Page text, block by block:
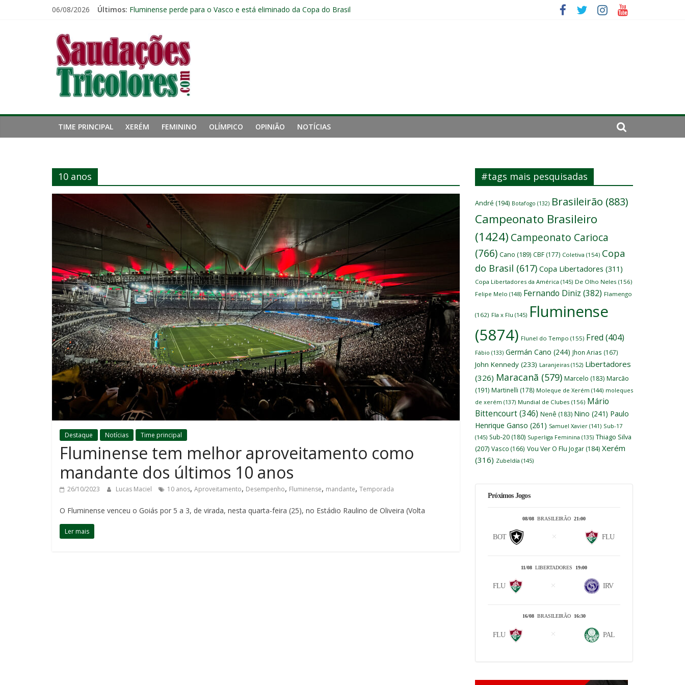
06/08/2026 Últimos: Fluminense perde para o Vasco e está eliminado da Copa do Brasil
John Kennedy sofre torção no joelho e passará por exames no Fluminense
Igor Rabello reconhece primeiro tempo ruim do Fluminense e cobra arbitragem em lance de pancada: “Tem que parar o jogo”
Saudações
Tricolores
TIME PRINCIPAL XERÉM FEMININO OLÍMPICO OPINIÃO NOTÍCIAS
10 anos
Destaque Notícias Time principal
Fluminense tem melhor aproveitamento como
mandante dos últimos 10 anos
26/10/2023 Lucas Maciel 10 anos, Aproveitamento, Desempenho, Fluminense, mandante, Temporada
O Fluminense venceu o Goiás por 5 a 3, de virada, nesta quarta-feira (25), no Estádio Raulino de Oliveira (Volta
Ler mais
#tags mais pesquisadas
André (194) Botafogo (132) Brasileirão (883)
Campeonato Brasileiro
(1424) Campeonato Carioca
(766) Cano (189) CBF (177) Coletiva (154) Copa
do Brasil (617) Copa Libertadores (311)
Copa Libertadores da América (145) De Olho Neles (156)
Felipe Melo (148) Fernando Diniz (382) Flamengo
(162) Fla x Flu (145) Fluminense
(5874) Flunel do Tempo (155) Fred (404)
Fábio (133) Germán Cano (244) Jhon Arias (167)
John Kennedy (233) Laranjeiras (152) Libertadores
(326) Maracanã (579) Marcelo (183) Marcão
(191) Martinelli (178) Moleque de Xerém (144) moleques
de xerém (137) Mundial de Clubes (156) Mário
Bittencourt(346) Nenê (183) Nino (241) Paulo
Henrique Ganso (261) Samuel Xavier (141) Sub-17
(145) Sub-20 (180) Superliga Feminina (135) Thiago Silva
(207) Vasco (166) Vou Ver O Flu Jogar (184) Xerém
(316) Zubeldía (145)
Próximos Jogos
08/08 BRASILEIRÃO 21:00
BOT FLU
11/08 LIBERTADORES 19:00
FLU IRV
16/08 BRASILEIRÃO 16:30
FLU PAL